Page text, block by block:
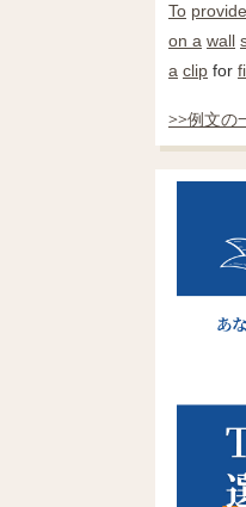
To provide
on a wall
a clip for
>>例文の